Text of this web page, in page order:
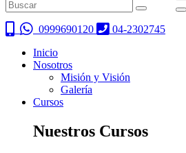
0999690120
04-2302745
Inicio
Nosotros
Misión y Visión
Galería
Cursos
Nuestros Cursos